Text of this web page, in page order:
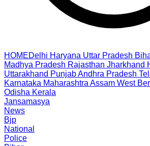
HOMEDelhi Haryana Uttar Pradesh
Madhya Pradesh Rajasthan Jharkhand
Uttarakhand PunjabAndhra Pradesh
Karnataka Maharashtra Assam West
Odisha Kerala
Jansamasya
News
Bjp
National
Police